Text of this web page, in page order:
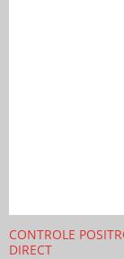
CONTROLE
DIRECT